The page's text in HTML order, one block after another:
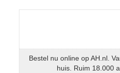
Bestel nu online op AH.nl.
huis. Ruim 18.000